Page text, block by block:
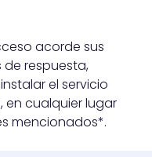
acorde sus
respuesta,
el servicio
en cualquier lugar
mencionados*.